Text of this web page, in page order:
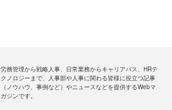
労務管理から戦略人事、日常業務からキャリアパス、HRテ
クノロジーまで、人事部や人事に関わる皆様に役立つ記事
（ノウハウ、事例など）やニュースなどを提供するWebマ
ガジンです。